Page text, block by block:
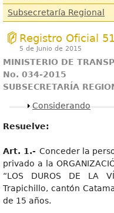
Subsecretaría Regional
Registro Oficial
5 de Junio de 2015
MINISTERIO DE
No. 034-2015
SUBSECRETARÍA
Mostrar
Considerando
Resuelve:
Art. 1.- Conceder la
privado a la
“LOS DUROS DE LA
Trapichillo, cantón
de 15 años.